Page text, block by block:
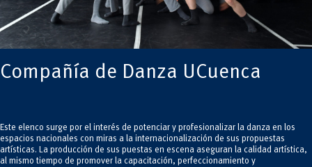
Compañía de Danza UCuenca
Este elenco surge por el interés de potenciar y profesionalizar la danza en los
espacios nacionales con miras a la internacionalización de sus propuestas
artísticas. La producción de sus puestas en escena aseguran la calidad artística,
al mismo tiempo de promover la capacitación, perfeccionamiento y